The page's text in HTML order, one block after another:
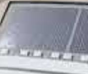
dans la région du
d’énergie, NTPC
cherche à renforcer